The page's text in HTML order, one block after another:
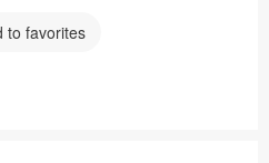
to favorites